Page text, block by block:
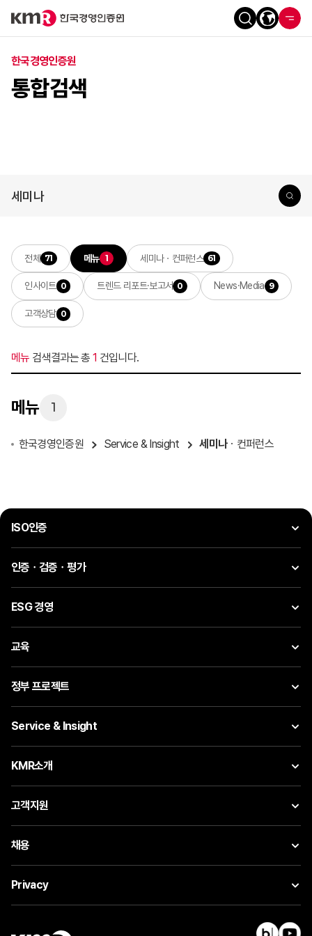
한국경영인증원
통합검색
전체 71 메뉴 1 세미나ㆍ컨퍼런스 61
인사이트 0 트렌드 리포트·보고서 0 News·Media 9
고객상담 0
메뉴 검색결과는 총 1 건입니다.
메뉴 1
한국경영인증원 Service & Insight 세미나ㆍ컨퍼런스
ISO인증
인증ㆍ검증ㆍ평가
ESG 경영
교육
정부 프로젝트
Service & Insight
KMR소개
고객지원
채용
Privacy